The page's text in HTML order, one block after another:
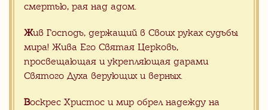
вкладываем, чтобы каждый приход,
заказ на свое имя прямо из Китая, -
без риска и проблем, связанных с
организацией международной
поставки прямо к вратам храма.
смертью, рая над адом.
Жив Господь, держащий в Своих руках судьбы
мира! Жива Его Святая Церковь,
просвещающая и укрепляющая дарами
Святого Духа верующих и верных.
Воскрес Христос и мир обрел надежду на